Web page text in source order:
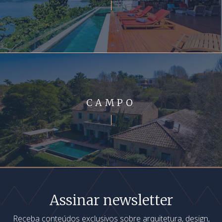
CAMPO
Assinar newsletter
Receba conteúdos exclusivos sobre arquitetura, design,